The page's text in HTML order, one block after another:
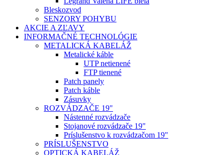
Bleskozvod
SENZORY POHYBU
AKCIE A ZĽAVY
INFORMAČNÉ TECHNOLÓGIE
METALICKÁ KABELÁŽ
Metalické káble
UTP netienené
FTP tienené
Patch panely
Patch káble
Zásuvky
ROZVÁDZAČE 19"
Nástenné rozvádzače
Stojanové rozvádzače 19"
Príslušenstvo k rozvádzačom 19"
PRÍSLUŠENSTVO
OPTICKÁ KABELÁŽ